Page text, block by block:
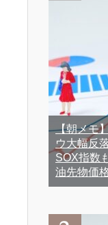
【朝メモ
ウ大幅反
SOX指数
油先物価